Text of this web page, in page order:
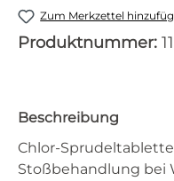
Zum Merkzettel
Produktnummer:
Beschreibung
Chlor-
Stoßbehandlung bei